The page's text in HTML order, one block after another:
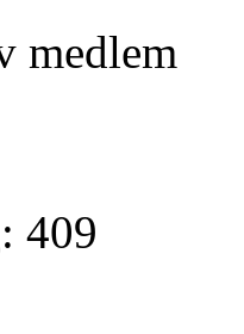
medlem
409